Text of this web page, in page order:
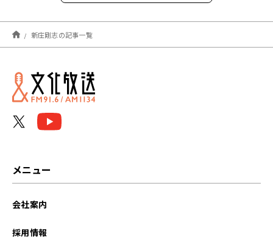
2023年03月
2023年02月
2023年01月
新庄剛志の記事一覧
メニュー
会社案内
採用情報